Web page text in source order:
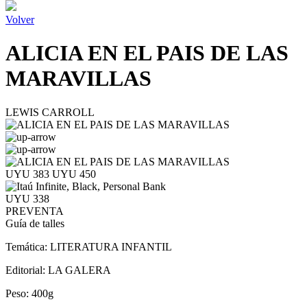
Volver
ALICIA EN EL PAIS DE LAS
MARAVILLAS
LEWIS CARROLL
UYU 383 UYU 450
UYU 338
PREVENTA
Guía de talles
Temática: LITERATURA INFANTIL
Editorial: LA GALERA
Peso: 400g